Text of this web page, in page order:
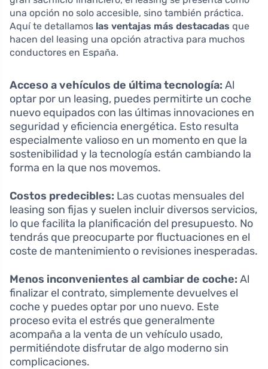
una opción no solo accesible, sino también práctica.
Aquí te detallamos las ventajas más destacadas que
hacen del leasing una opción atractiva para muchos
conductores en España.
Acceso a vehículos de última tecnología: Al
optar por un leasing, puedes permitirte un coche
nuevo equipados con las últimas innovaciones en
seguridad y eficiencia energética. Esto resulta
especialmente valioso en un momento en que la
sostenibilidad y la tecnología están cambiando la
forma en la que nos movemos.
Costos predecibles: Las cuotas mensuales del
leasing son fijas y suelen incluir diversos servicios,
lo que facilita la planificación del presupuesto. No
tendrás que preocuparte por fluctuaciones en el
coste de mantenimiento o revisiones inesperadas.
Menos inconvenientes al cambiar de coche: Al
finalizar el contrato, simplemente devuelves el
coche y puedes optar por uno nuevo. Este
proceso evita el estrés que generalmente
acompaña a la venta de un vehículo usado,
permitiéndote disfrutar de algo moderno sin
complicaciones.